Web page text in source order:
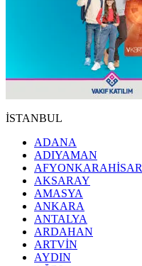
İSTANBUL
ADANA
ADIYAMAN
AFYONKARAHİSAR
AKSARAY
AMASYA
ANKARA
ANTALYA
ARDAHAN
ARTVİN
AYDIN